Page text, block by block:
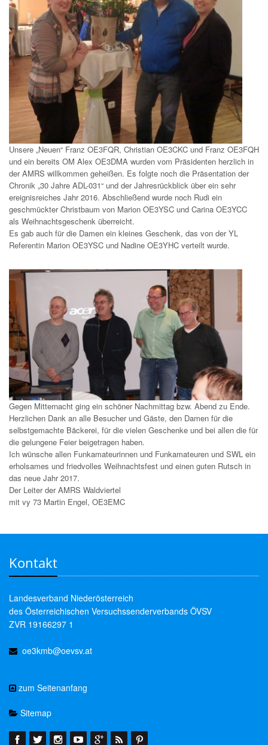
Unsere „Neuen“ Franz OE3FQR, Christian OE3CKC und Franz OE3FQH
und ein bereits OM Alex OE3DMA wurden vom Präsidenten herzlich in
der AMRS willkommen geheißen. Es folgte noch die Präsentation der
Chronik „30 Jahre ADL-031“ und der Jahresrückblick über ein sehr
ereignisreiches Jahr 2016. Abschließend wurde noch Rudi ein
geschmückter Christbaum von Marion OE3YSC und Carina OE3YCC
als Weihnachtsgeschenk überreicht.
Es gab auch für die Damen ein kleines Geschenk, das von der YL
Referentin Marion OE3YSC und Nadine OE3YHC verteilt wurde.
Gegen Mitternacht ging ein schöner Nachmittag bzw. Abend zu Ende.
Herzlichen Dank an alle Besucher und Gäste, den Damen für die
selbstgemachte Bäckerei, für die vielen Geschenke und bei allen die für
die gelungene Feier beigetragen haben.
Ich wünsche allen Funkamateurinnen und Funkamateuren und SWL ein
erholsames und friedvolles Weihnachtsfest und einen guten Rutsch in
das neue Jahr 2017.
Der Leiter der AMRS Waldviertel
mit vy 73 Martin Engel, OE3EMC
Kontakt
Landesverband Niederösterreich
des Österreichischen Versuchssenderverbands ÖVSV
ZVR 19166297 1
oe3kmb@oevsv.at
zum Seitenanfang
Sitemap